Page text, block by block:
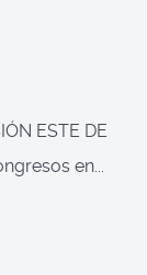
ESTE DE
en...